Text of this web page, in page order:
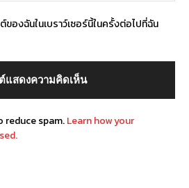
ของฉันในเบราว์เซอร์นี้ในครั้งต่อไปที่ฉัน
reduce spam.Learn how your